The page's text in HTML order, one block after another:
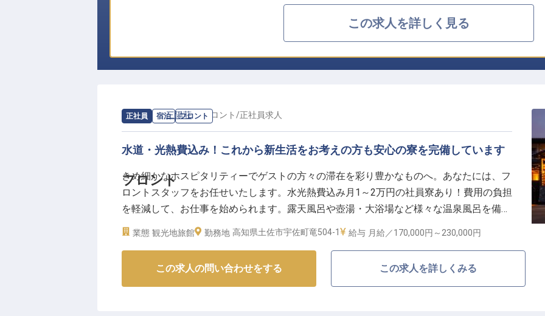
この求人を詳しく見る
正社員 宿泊 フロント
フロント
求人情報：三陽荘 の フロント /正社員求人
水道・光熱費込み！これから新生活をお考えの方も安心の寮を完備しています
きめ細かなホスピタリティーでゲストの方々の滞在を彩り豊かなものへ。あなたには、フ
ロントスタッフをお任せいたします。水光熱費込み月1～2万円の社員寮あり！費用の負担
を軽減して、お仕事を始められます。露天風呂や壺湯・大浴場など様々な温泉風呂を備え
る「三陽荘」。オーシャンビューのレストランで提供する食事は、地元産の伊勢海老や野
業態 観光地旅館 勤務地 高知県土佐市宇佐町竜504-1 給与 月給／170,000円～ 230,000円
この求人の問い合わせをする この求人を詳しくみる